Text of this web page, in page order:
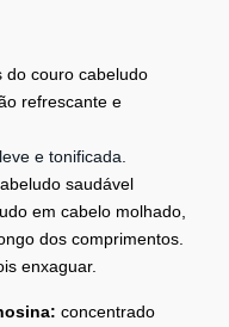
do couro cabeludo
refrescante e
e tonificada.
saudável
em cabelo molhado,
dos comprimentos.
enxaguar.
concentrado